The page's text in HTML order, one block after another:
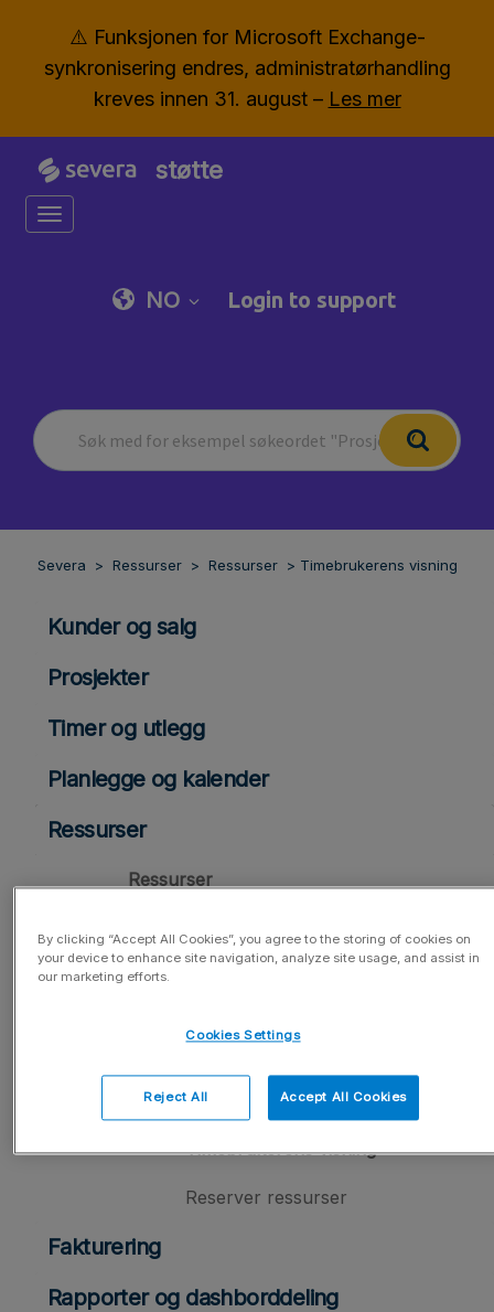
⚠️ Funksjonen for Microsoft Exchange-
synkronisering endres, administratørhandling
kreves innen 31. august – Les mer
støtte
Toggle navigation
NO Login to support
Severa Ressurser Ressurser Timebrukerens visning
Kunder og salg
Prosjekter
Timer og utlegg
Planlegge og kalender
Ressurser
Ressurser
Ressurstilgangsrettigheter
Rollebasert utvidet
ressursallokering
Timebrukerens visning
Reserver ressurser
Fakturering
Rapporter og dashborddeling
By clicking “Accept All Cookies”, you agree to the storing of cookies on
your device to enhance site navigation, analyze site usage, and assist in
our marketing efforts.
Cookies Settings
Reject All Accept All Cookies